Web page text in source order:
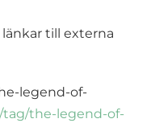
till externa
legend-of-
tag/the-legend-of-